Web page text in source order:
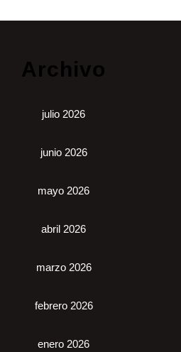
Archivo
julio 2026
junio 2026
mayo 2026
abril 2026
marzo 2026
febrero 2026
enero 2026